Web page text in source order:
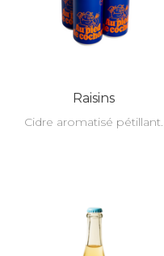
Raisins
Cidre aromatisé pétillant.